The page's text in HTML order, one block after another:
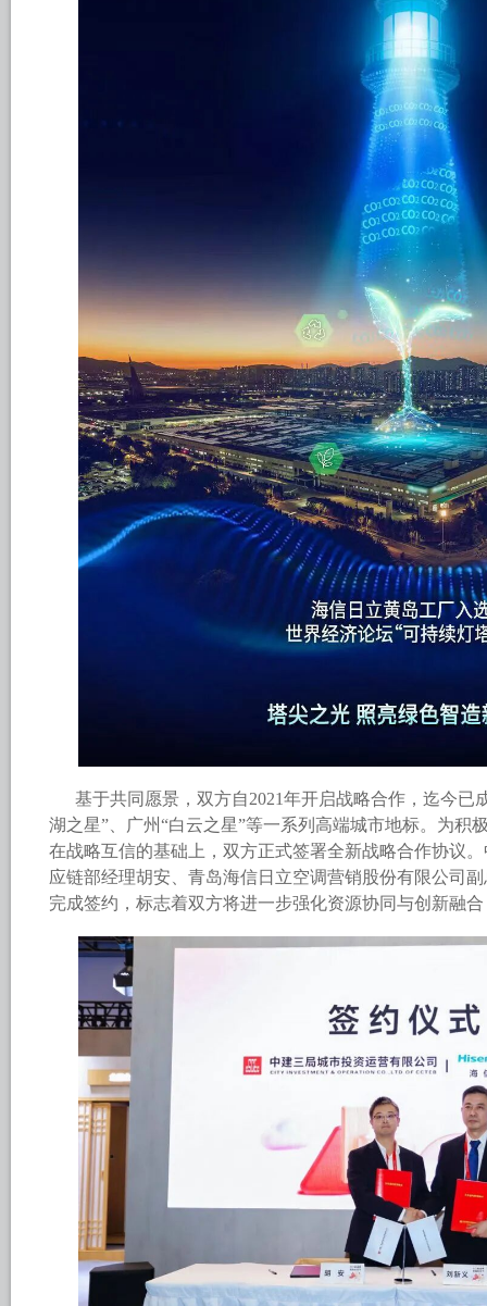
基于共同愿景，双方自2021年开启战略合作，迄今已
湖之星”、广州“白云之星”等一系列高端城市地标。为积
在战略互信的基础上，双方正式签署全新战略合作协议
应链部经理胡安、青岛海信日立空调营销股份有限公司
完成签约，标志着双方将进一步强化资源协同与创新融